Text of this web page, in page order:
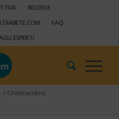
RISORSE
FAQ
ESPERTI
/ Chetoacidosi